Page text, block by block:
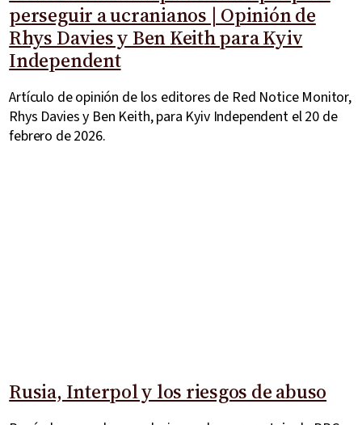
perseguir a ucranianos | Opinión de
Rhys Davies y Ben Keith para Kyiv
Independent
Artículo de opinión de los editores de Red Notice Monitor,
Rhys Davies y Ben Keith, para Kyiv Independent el 20 de
febrero de 2026.
Rusia, Interpol y los riesgos de abuso